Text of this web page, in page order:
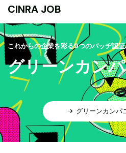
CINRA JOB
これからの企業を彩る9つのバッヂ認
グリーンカン
グリーンカンパ